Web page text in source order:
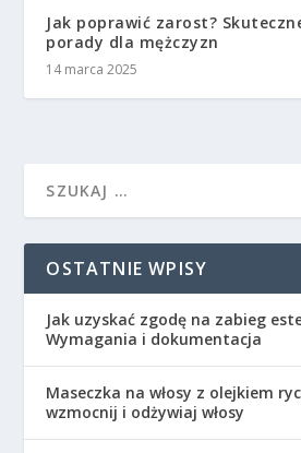
Jak poprawić zarost?
porady dla mężczyzn
14 marca 2025
OSTATNIE WPISY
Jak uzyskać zgodę na zabieg
Wymagania i dokumentacja
Maseczka na włosy z olejkiem
wzmocnij i odżywiaj włosy